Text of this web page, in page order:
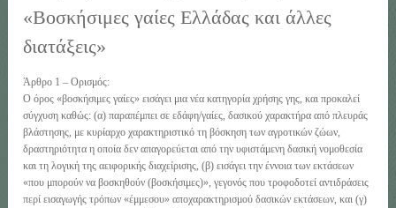
«Βοσκήσιμες γαίες Ελλάδας και άλλες
διατάξεις»
Άρθρο 1 – Ορισμός:
Ο όρος «βοσκήσιμες γαίες» εισάγει μια νέα κατηγορία χρήσης γης, και προκαλεί
σύγχυση καθώς: (α) παραπέμπει σε εδάφη/γαίες, δασικού χαρακτήρα από πλευράς
βλάστησης, με κυρίαρχο χαρακτηριστικό τη βόσκηση των αγροτικών ζώων,
δραστηριότητα η οποία δεν απαγορεύεται από την υφιστάμενη δασική νομοθεσία
και τη λογική της αειφορικής διαχείρισης, (β) εισάγει την έννοια των εκτάσεων
«που μπορούν να βοσκηθούν (βοσκήσιμες)», γεγονός που τροφοδοτεί αντιδράσεις
περί εισαγωγής τρόπων «έμμεσου» αποχαρακτηρισμού δασικών εκτάσεων, και (γ)